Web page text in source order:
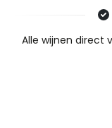
Nieuws & inspiratie
Alle wijnen direct